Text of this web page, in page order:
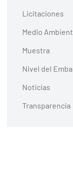
Licitaciones
Medio
Muestra
Nivel del
Noticias
Transparencia